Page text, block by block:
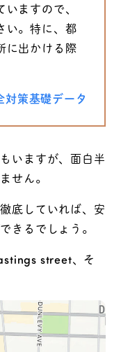
ますので、
い。特に、都
に出かける際
対策基礎データ
いますが、面白半
せん。
底していれば、安
きるでしょう。
street、そ